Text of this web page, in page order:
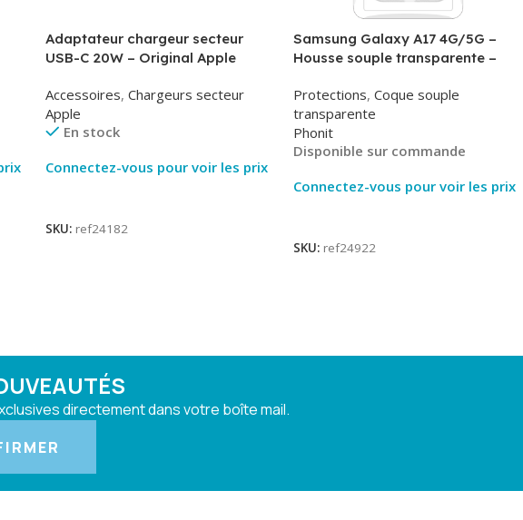
Adaptateur chargeur secteur
USB-C 20W – Original Apple
Accessoires, Chargeurs secteur
Apple
En stock
Connectez-vous pour voir les prix
SKU: ref24182
Samsung Galaxy A17 4G/5G –
Housse souple transparente –
Protections, Coque souple
transparente
Phonit
Disponible sur commande
Connectez-vous pour voir les prix
SKU: ref24922
directement dans votre boîte mail.